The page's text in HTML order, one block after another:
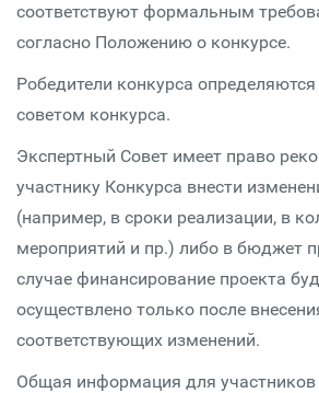
соответствуют формальным
согласно Положению о конкурсе.
Робедители конкурса
советом конкурса.
Экспертный Совет имеет право
участнику Конкурса внести
(например, в сроки реализации, в
мероприятий и пр.) либо в бюджет
случае финансирование проекта
осуществлено только после
соответствующих изменений.
Общая информация для участников